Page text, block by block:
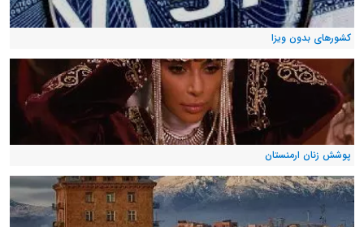
کشورهای بدون ویزا
پوشش زنان ارمنستان